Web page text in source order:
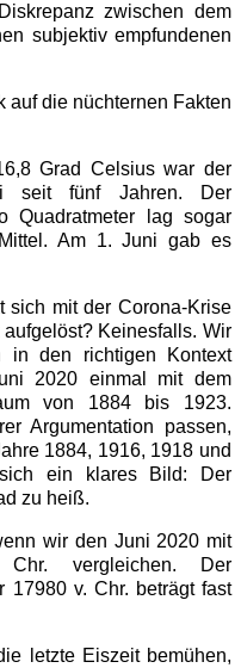
zwischen dem
subjektiv empfundenen
auf die nüchternen Fakten
Grad Celsius war der
seit fünf Jahren. Der
Quadratmeter lag sogar
Am 1. Juni gab es
sich mit der Corona-Krise
Keinesfalls. Wir
in den richtigen Kontext
2020 einmal mit dem
von 1884 bis 1923.
Argumentation passen,
1884, 1916, 1918 und
ein klares Bild: Der
zu heiß.
wir den Juni 2020 mit
vergleichen. Der
17980 v. Chr. beträgt fast
letzte Eiszeit bemühen,